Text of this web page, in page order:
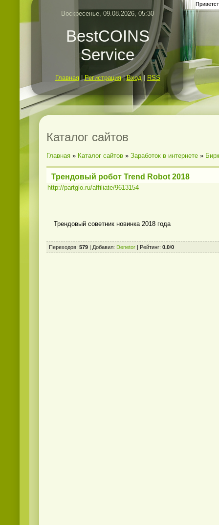
Воскресенье, 09.08.2026, 05:30
BestCOINS
Service
Главная |Регистрация|Вход| RSS
Каталог сайтов
Главная » Каталог сайтов » Заработок в интернете »
Трендовый робот Trend Robot 2018
http://partglo.ru/affiliate/9613154
Трендовый советник новинка 2018 года
Переходов: 579 Добавил: Denetor Рейтинг: 0.0/0